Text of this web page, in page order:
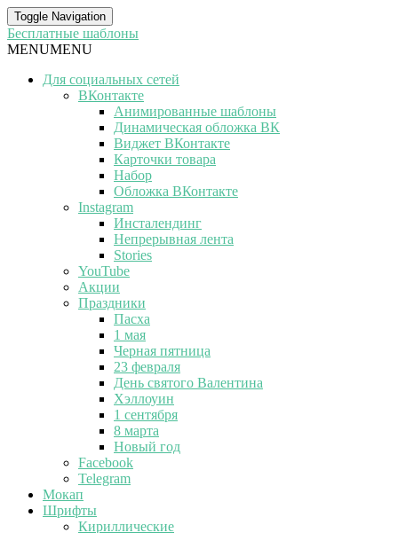
Toggle Navigation
Бесплатные шаблоны
MENUMENU
Для социальных сетей
ВКонтакте
Анимированные шаблоны
Динамическая обложка ВК
Виджет ВКонтакте
Карточки товара
Набор
Обложка ВКонтакте
Instagram
Инсталендинг
Непрерывная лента
Stories
YouTube
Акции
Праздники
Пасха
1 мая
Черная пятница
23 февраля
День святого Валентина
Хэллоуин
1 сентября
8 марта
Новый год
Facebook
Telegram
Мокап
Шрифты
Кириллические